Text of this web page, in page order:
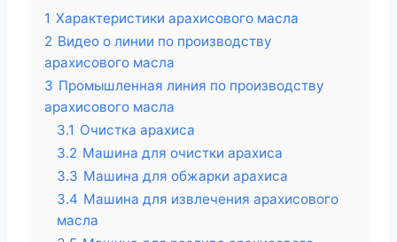
1 Характеристики арахисового масла
2 Видео о линии по производству
арахисового масла
3 Промышленная линия по производству
арахисового масла
3.1 Очистка арахиса
3.2 Машина для очистки арахиса
3.3 Машина для обжарки арахиса
3.4 Машина для извлечения арахисового
масла